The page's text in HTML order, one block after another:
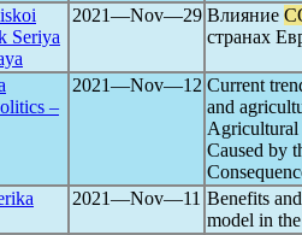
Seriya
2021―Nov―29 Влияние
странах
–
2021―Nov―12 Current
and
Agricultural
Caused by
2021―Nov―11 Benefits
model in